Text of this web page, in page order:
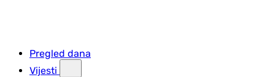
Pregled dana
Vijesti